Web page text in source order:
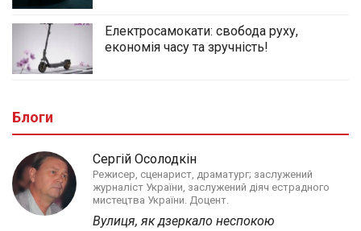
Електросамокати: свобода руху,
економія часу та зручність!
Блоги
Сергій Осолодкін
Режисер, сценарист, драматург; заслужений
журналіст України, заслужений діяч естрадного
мистецтва України. Доцент.
Вулиця, як дзеркало неспокою